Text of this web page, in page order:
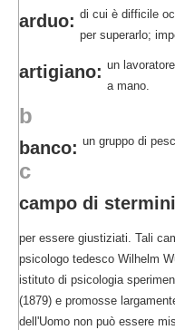
arduo: di cui è difficile
per superarlo;
artigiano: un
a mano.
b
banco: un gruppo di
c
campo di
per essere giustiziati. Tali
psicologo tedesco Wilhelm
istituto di psicologia
(1879) e promosse
dell'Uomo non può essere